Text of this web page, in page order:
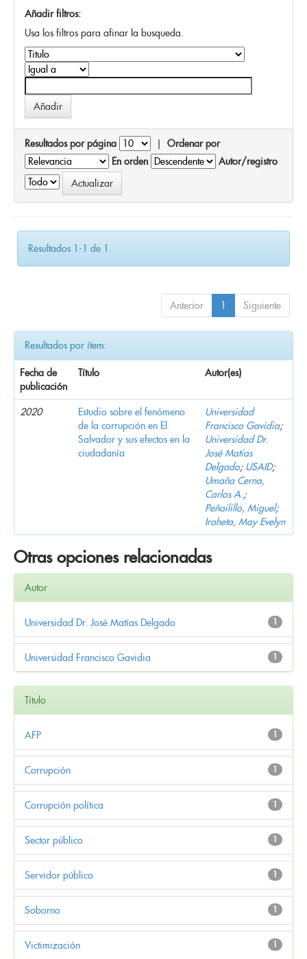
Añadir filtros:
Usa los filtros para afinar la busqueda.
Resultados por página | Ordenar por
En orden
Autor/registro
Resultados 1-1 de 1.
Anterior 1 Siguiente
Resultados por ítem:
Fecha de
publicación
Título Autor(es)
2020
Estudio sobre el fenómeno
de la corrupción en El
Salvador y sus efectos en la
ciudadanía
Universidad
Francisco Gavidia;
Universidad Dr.
José Matías
Delgado; USAID;
Umaña Cerna,
Carlos A.;
Peñailillo, Miguel;
Iraheta, May Evelyn
Otras opciones relacionadas
Autor
1
Universidad Dr. José Matías Delgado
1
Universidad Francisco Gavidia
Título
1
AFP
1
Corrupción
1
Corrupción política
1
Sector público
1
Servidor público
1
Soborno
1
Victimización